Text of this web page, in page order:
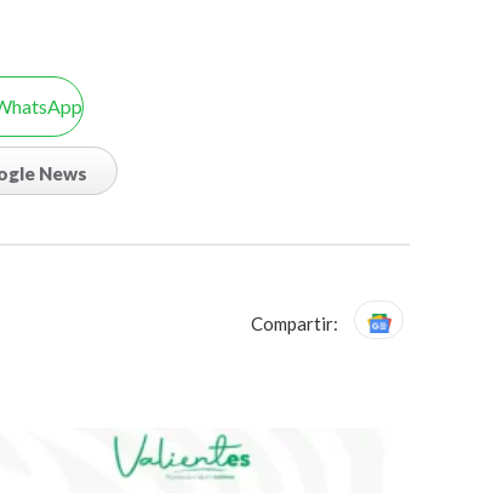
News
Compartir: